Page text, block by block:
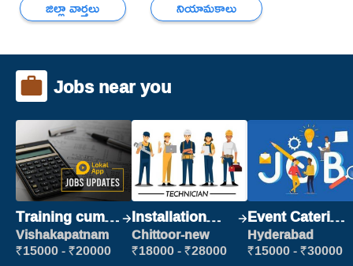
జిల్లా వార్తలు నియామకాలు
Jobs near you
Training cum
Placement
Vishakapatnam
₹15000 - ₹20000
Installation
Engineer/
Helper
Chittoor-new
₹18000 - ₹28000
Event Catering
Staff
Hyderabad
₹15000 - ₹30000